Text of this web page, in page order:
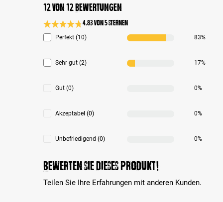
12 von 12 Bewertungen
Durchschnittliche Bewertung 4.8 von 5 Sternen
4.83 von 5 Sternen
Perfekt (10) 83%
Sehr gut (2) 17%
Gut (0) 0%
Akzeptabel (0) 0%
Unbefriedigend (0) 0%
Bewerten Sie dieses Produkt!
Teilen Sie Ihre Erfahrungen mit anderen Kunden.